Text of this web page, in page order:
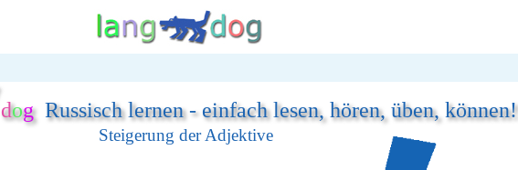
dogRussisch lernen - einfach lesen, hören, üben, können!
Steigerung der Adjektive